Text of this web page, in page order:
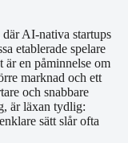
AI-nativa startups
etablerade spelare
en påminnelse om
marknad och ett
och snabbare
är läxan tydlig:
sätt slår ofta